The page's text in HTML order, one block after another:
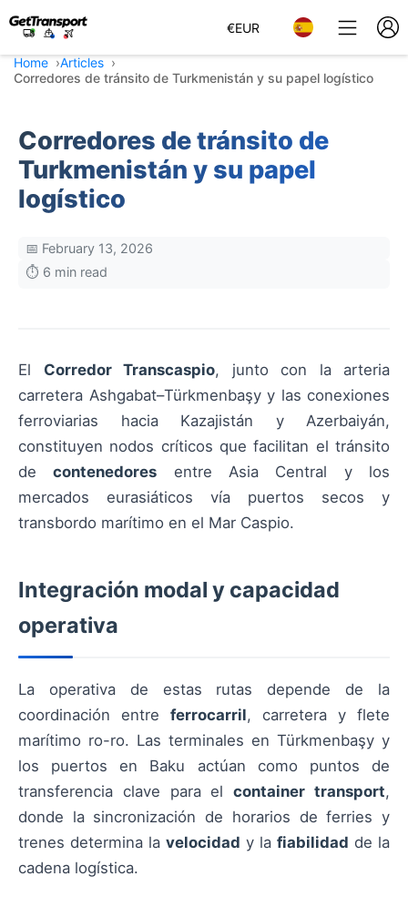
€EUR
Home
Articles
Corredores de tránsito de Turkmenistán y su papel logístico
Corredores de tránsito de
Turkmenistán y su papel
logístico
📅 February 13, 2026
⏱️ 6 min read
El Corredor Transcaspio, junto con la arteria
carretera Ashgabat–Türkmenbaşy y las conexiones
ferroviarias hacia Kazajistán y Azerbaiyán,
constituyen nodos críticos que facilitan el tránsito
decontenedores entre Asia Central y los
mercados eurasiáticos vía puertos secos y
transbordo marítimo en el Mar Caspio.
Integración modal y capacidad
operativa
La operativa de estas rutas depende de la
coordinación entre ferrocarril, carretera y flete
marítimo ro-ro. Las terminales en Türkmenbaşy y
los puertos en Baku actúan como puntos de
transferencia clave para elcontainer transport,
donde la sincronización de horarios de ferries y
trenes determina la velocidad y la fiabilidad de la
cadena logística.